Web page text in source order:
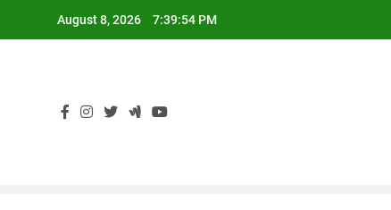
August 8, 2026 7:39:55 PM